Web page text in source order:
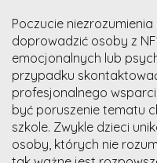
Poczucie
doprowadzić osoby z
emocjonalnych lub
przypadku
profesjonalnego
być poruszenie tematu
szkole. Zwykle dzieci
osoby, których nie